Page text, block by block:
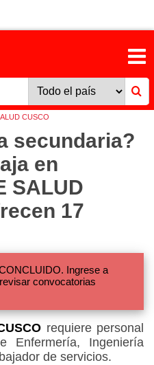
CUSCO
secundaria?
en
SALUD
17
Ingrese a
convocatorias
requiere personal
Enfermería, Ingeniería
de servicios.